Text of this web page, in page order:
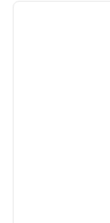
1 de 12